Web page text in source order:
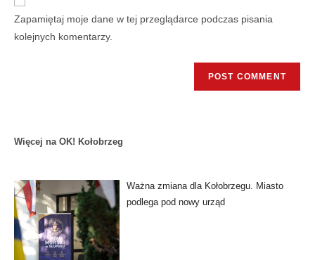
Zapamiętaj moje dane w tej przeglądarce podczas pisania
kolejnych komentarzy.
Więcej na OK! Kołobrzeg
Ważna zmiana dla Kołobrzegu. Miasto
podlega pod nowy urząd